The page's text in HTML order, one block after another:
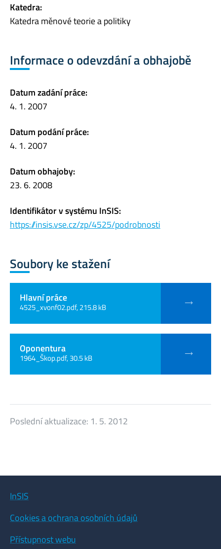
Katedra:
Katedra měnové teorie a politiky
Informace o odevzdání a obhajobě
Datum zadání práce:
4. 1. 2007
Datum podání práce:
4. 1. 2007
Datum obhajoby:
23. 6. 2008
Identifikátor v systému InSIS:
https://insis.vse.cz/zp/4525/podrobnosti
Soubory ke stažení
Hlavní práce
4525_xvonf02.pdf, 215.8 kB
Oponentura
1964_Škop.pdf, 30.5 kB
Poslední aktualizace: 1. 5. 2012
InSIS
Cookies a ochrana osobních údajů
Přístupnost webu